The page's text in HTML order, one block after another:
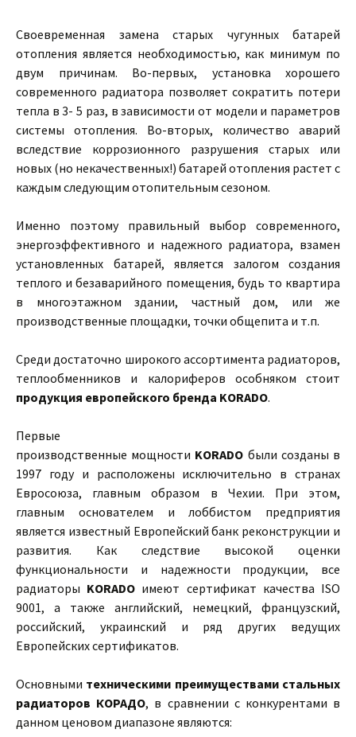
Своевременная замена старых чугунных батарей
отопления является необходимостью, как минимум по
двум причинам. Во-первых, установка хорошего
современного радиатора позволяет сократить потери
тепла в 3- 5 раз, в зависимости от модели и параметров
системы отопления. Во-вторых, количество аварий
вследствие коррозионного разрушения старых или
новых (но некачественных!) батарей отопления растет с
каждым следующим отопительным сезоном.
Именно поэтому правильный выбор современного,
энергоэффективного и надежного радиатора, взамен
установленных батарей, является залогом создания
теплого и безаварийного помещения, будь то квартира
в многоэтажном здании, частный дом, или же
производственные площадки, точки общепита и т.п.
Среди достаточно широкого ассортимента радиаторов,
теплообменников и калориферов особняком стоит
продукция европейского бренда KORADO.
Первые
производственные мощности KORADO были созданы в
1997 году и расположены исключительно в странах
Евросоюза, главным образом в Чехии. При этом,
главным основателем и лоббистом предприятия
является известный Европейский банк реконструкции и
развития. Как следствие высокой оценки
функциональности и надежности продукции, все
радиаторы KORADO имеют сертификат качества ISO
9001, а также английский, немецкий, французский,
российский, украинский и ряд других ведущих
Европейских сертификатов.
Основными техническими преимуществами стальных
радиаторов КОРАДО, в сравнении с конкурентами в
данном ценовом диапазоне являются: